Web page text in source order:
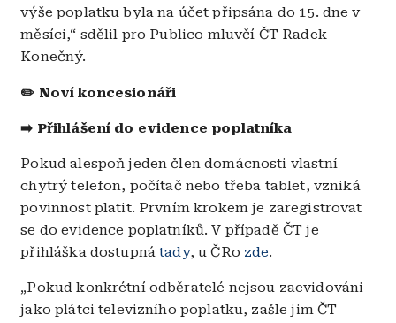
výše poplatku byla na účet připsána do 15. dne v
měsíci,“ sdělil pro Publico mluvčí ČT Radek
Konečný.
✏️ Noví koncesionáři
➡️ Přihlášení do evidence poplatníka
Pokud alespoň jeden člen domácnosti vlastní
chytrý telefon, počítač nebo třeba tablet, vzniká
povinnost platit. Prvním krokem je zaregistrovat
se do evidence poplatníků. V případě ČT je
přihláška dostupnátady, u ČRo zde.
„Pokud konkrétní odběratelé nejsou zaevidováni
jako plátci televizního poplatku, zašle jim ČT